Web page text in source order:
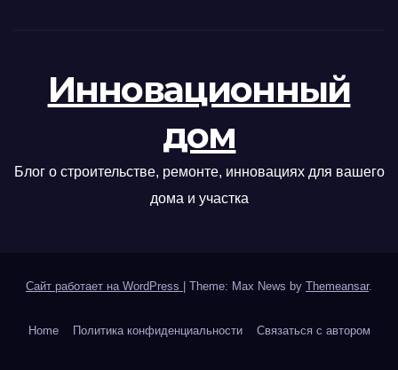
Инновационный
дом
Блог о строительстве, ремонте, инновациях для вашего
дома и участка
Сайт работает на WordPress | Theme: Max News by Themeansar.
Home Политика конфиденциальности Связаться с автором